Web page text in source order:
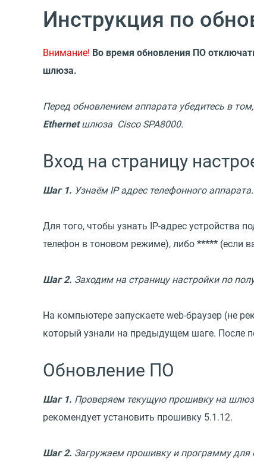
Инструкция по
Внимание! Во время обновления ПО
шлюза.
Перед обновлением аппарата убедитесь в
Ethernetшлюза Cisco SPA8000.
Вход на страницу
Шаг 1. Узнаём IP адрес телефонного аппарата.
Для того, чтобы узнать IP-адрес устройства
телефон в тоновом режиме), либо ***** (если
Шаг 2. Заходим на страницу настройки по
На компьютере запускаете web-браузер (не
который узнали на предыдущем шаге. После
Обновление ПО
Шаг 1. Проверяем текущую прошивку на
рекомендует установить прошивку 5.1.12.
Шаг 2. Загружаем прошивку и программу для